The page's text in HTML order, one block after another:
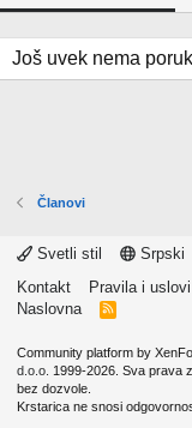
Još uvek nema
Članovi
Svetli stil
Srpski
Kontakt
Pravila i
Naslovna
R
Community platform by
d.o.o. 1999-2026. Sva prava
bez dozvole.
Krstarica ne snosi